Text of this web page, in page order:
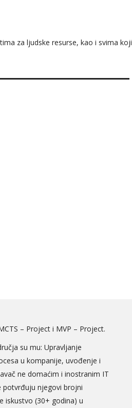
za ljudske resurse, kao i svima koji
– Project i MVP – Project.
su mu: Upravljanje
u kompanije, uvođenje i
ne domaćim i inostranim IT
potvrđuju njegovi brojni
iskustvo (30+ godina) u